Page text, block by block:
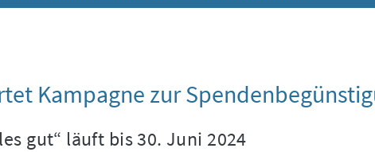
Kampagne zur
gut“ läuft bis 30. Juni 2024